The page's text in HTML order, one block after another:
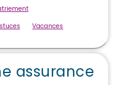
Vacances
assurance